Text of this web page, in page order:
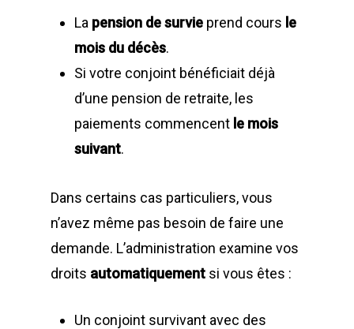
La pension de survie prend cours le
mois du décès.
Si votre conjoint bénéficiait déjà
d’une pension de retraite, les
paiements commencent le mois
suivant.
Dans certains cas particuliers, vous
n’avez même pas besoin de faire une
demande. L’administration examine vos
droits automatiquement si vous êtes :
Un conjoint survivant avec des